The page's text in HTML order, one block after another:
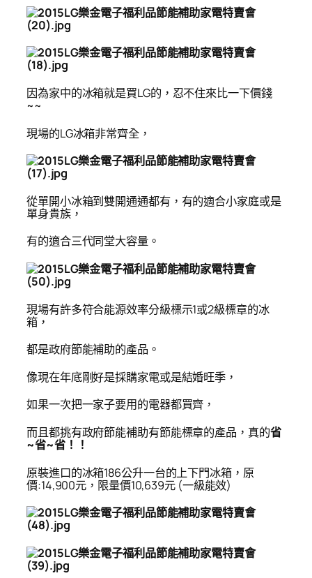
因為家中的冰箱就是買LG的，忍不住來比一下價錢
~~
現場的LG冰箱非常齊全，
從單開小冰箱到雙開通通都有，有的適合小家庭或是
單身貴族，
有的適合三代同堂大容量。
現場有許多符合能源效率分級標示1或2級標章的冰
箱，
都是政府節能補助的產品。
像現在年底剛好是採購家電或是結婚旺季，
如果一次把一家子要用的電器都買齊，
而且都挑有政府節能補助有節能標章的產品，真的省
~省~省！！
原裝進口的冰箱186公升一台的上下門冰箱，原
價:14,900元，限量價10,639元 (一級能效)